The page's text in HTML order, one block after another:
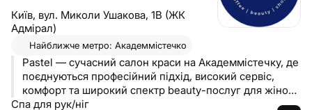
Київ, вул. Миколи Ушакова, 1В (ЖК
Адмірал)
Найближче метро: Академмістечко
Pastel — сучасний салон краси на Академмістечку, де
поєднуються професійний підхід, високий сервіс,
комфорт та широкий спектр beauty-послуг для жінок і
чоловіків 💙 Ми створили простір, у якому можна
Спа для рук/ніг